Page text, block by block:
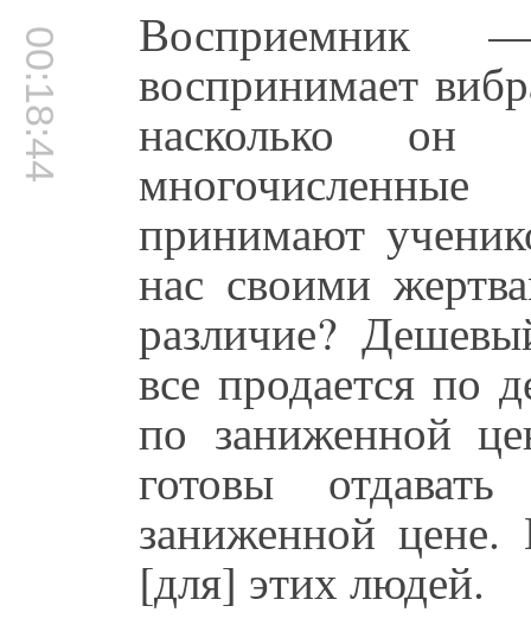
00:18:44 Восприемник
воспринимает
насколько он
принимают
нас своими
различие?
все продается по
по заниженной
готовы
заниженной цене.
[для] этих людей.